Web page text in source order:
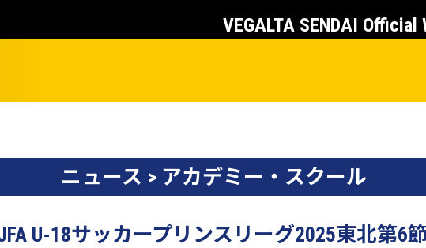
VEGALTA SENDAI Official
ニュース > アカデミー・スクール
U-18サッカープリンスリーグ2025東北第6